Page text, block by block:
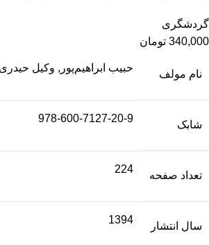
گردشگری
340,000 تومان
نام مولف
حبیب ابراهیم‌پور, وکیل
شابک
978-600-7127-20-9
تعداد صفحه
224
سال انتشار
1394